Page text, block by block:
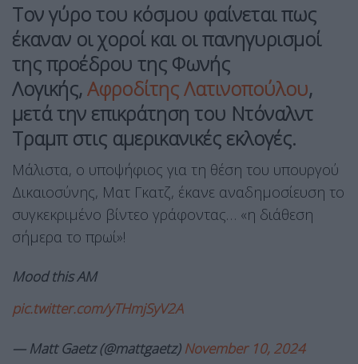
Τον γύρο του κόσμου φαίνεται πως
έκαναν οι χοροί και οι πανηγυρισμοί
της προέδρου της Φωνής
Λογικής,Αφροδίτης Λατινοπούλου,
μετά την επικράτηση του Ντόναλντ
Τραμπ στις αμερικανικές εκλογές.
Μάλιστα, ο υποψήφιος για τη θέση του υπουργού
Δικαιοσύνης, Ματ Γκατζ, έκανε αναδημοσίευση το
συγκεκριμένο βίντεο γράφοντας… «η διάθεση
σήμερα το πρωί»!
Mood this AM
pic.twitter.com/yTHmjSyV2A
— Matt Gaetz (@mattgaetz) November 10, 2024